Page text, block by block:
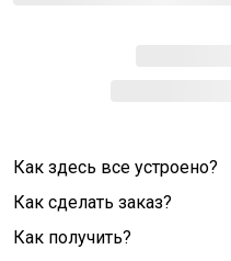
Как здесь все устроено?
Как сделать заказ?
Как получить?